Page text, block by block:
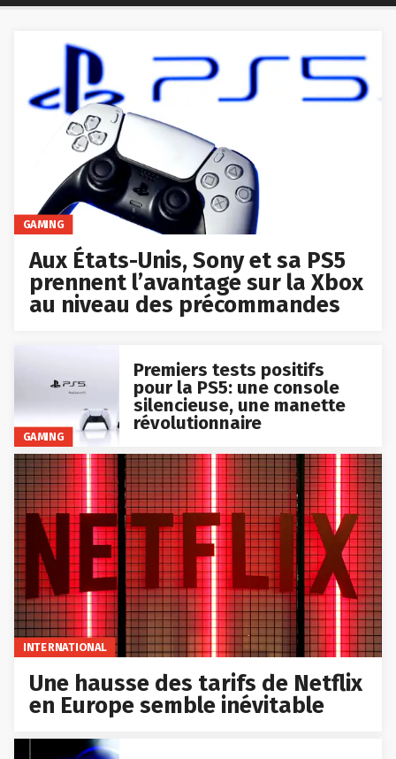
GAMING
Aux États-Unis, Sony et sa PS5
prennent l’avantage sur la Xbox
au niveau des précommandes
GAMING
Premiers tests positifs
pour la PS5: une console
silencieuse, une manette
révolutionnaire
INTERNATIONAL
Une hausse des tarifs de Netflix
en Europe semble inévitable